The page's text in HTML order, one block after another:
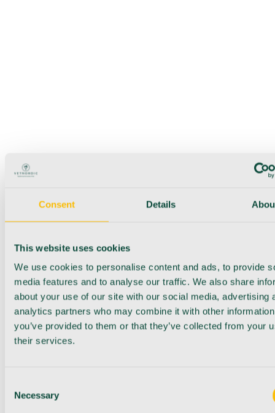
Consent Details
This website uses cookies
We use cookies to personalise content and ads, to provide
media features and to analyse our traffic. We also share
about your use of our site with our social media, advertising
analytics partners who may combine it with other
you’ve provided to them or that they’ve collected from your
their services.
Selection
Necessary